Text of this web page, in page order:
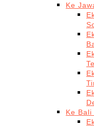
Ke
Ke Bali